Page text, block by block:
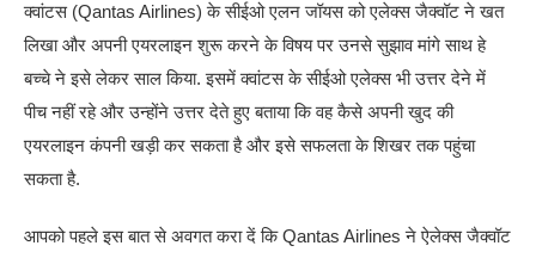
क्वांटस (Qantas Airlines) के सीईओ एलन जॉयस को एलेक्स जैक्वॉट ने खत
लिखा और अपनी एयरलाइन शुरू करने के विषय पर उनसे सुझाव मांगे साथ हे
बच्चे ने इसे लेकर साल किया. इसमें क्वांटस के सीईओ एलेक्स भी उत्तर देने में
पीच नहीं रहे और उन्होंने उत्तर देते हुए बताया कि वह कैसे अपनी खुद की
एयरलाइन कंपनी खड़ी कर सकता है और इसे सफलता के शिखर तक पहुंचा
सकता है.
आपको पहले इस बात से अवगत करा दें कि Qantas Airlines ने ऐलेक्स जैक्वॉट